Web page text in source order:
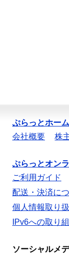
ぷらっとホー
会社概要
株
ぷらっとオン
ご利用ガイド
配送・決済に
個人情報取り
IPv6への取り
ソーシャルメ